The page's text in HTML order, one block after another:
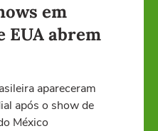
em
EUA abrem
apareceram
após o show de
México